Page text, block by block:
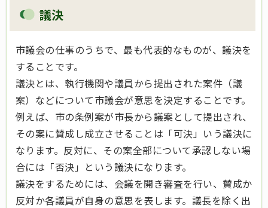
議決
市議会の仕事のうちで、最も代表的なものが、議決を
することです。
議決とは、執行機関や議員から提出された案件（議
案）などについて市議会が意思を決定することです。
例えば、市の条例案が市長から議案として提出され、
その案に賛成し成立させることは「可決」いう議決に
なります。反対に、その案全部について承認しない場
合には「否決」という議決になります。
議決をするためには、会議を開き審査を行い、賛成か
反対か各議員が自身の意思を表します。議長を除く出